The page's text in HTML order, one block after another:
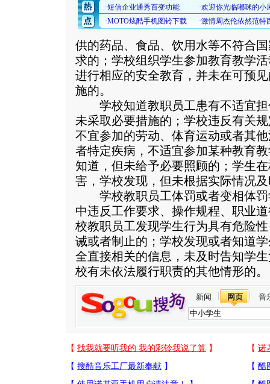
供的药品、食品、饮用水等不符合
求的；学校组织学生参加教育教学
进行相应的安全教育，并未在可预
施的。
学校知道教职员工患有不适宜担
未采取必要措施的；学校违反有关
不宜参加的劳动、体育运动或者其
者特定疾病，不适宜参加某种教育
知道，但未给予必要照顾的；学生
害，学校发现，但未根据实际情况
学校教职员工体罚或者变相体罚
中违反工作要求、操作规程、职业
校教职员工发现学生行为具有危险
诫或者制止的；学校发现或者知道
全直接相关的信息，未及时告知学
校有未依法履行职责的其他情形的。
新闻 网页 音